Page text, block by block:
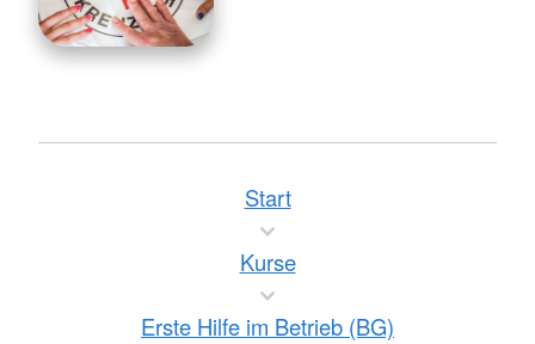
Start
Kurse
Erste Hilfe im Betrieb (BG)